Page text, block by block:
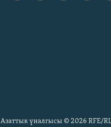
Азаттык үналгысы © 2026 RFE/